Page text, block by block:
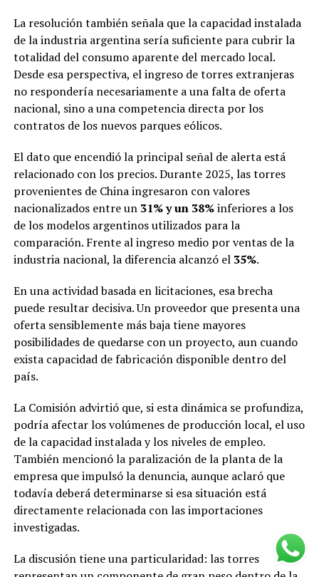
La resolución también señala que la capacidad instalada
de la industria argentina sería suficiente para cubrir la
totalidad del consumo aparente del mercado local.
Desde esa perspectiva, el ingreso de torres extranjeras
no respondería necesariamente a una falta de oferta
nacional, sino a una competencia directa por los
contratos de los nuevos parques eólicos.
El dato que encendió la principal señal de alerta está
relacionado con los precios. Durante 2025, las torres
provenientes de China ingresaron con valores
nacionalizados entre un 31% y un 38%inferiores a los
de los modelos argentinos utilizados para la
comparación. Frente al ingreso medio por ventas de la
industria nacional, la diferencia alcanzó el 35%.
En una actividad basada en licitaciones, esa brecha
puede resultar decisiva. Un proveedor que presenta una
oferta sensiblemente más baja tiene mayores
posibilidades de quedarse con un proyecto, aun cuando
exista capacidad de fabricación disponible dentro del
país.
La Comisión advirtió que, si esta dinámica se profundiza,
podría afectar los volúmenes de producción local, el uso
de la capacidad instalada y los niveles de empleo.
También mencionó la paralización de la planta de la
empresa que impulsó la denuncia, aunque aclaró que
todavía deberá determinarse si esa situación está
directamente relacionada con las importaciones
investigadas.
La discusión tiene una particularidad: las torres